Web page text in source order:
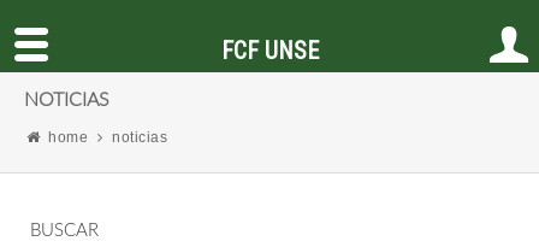
NOTICIAS
home noticias
BUSCAR
FCF UNSE